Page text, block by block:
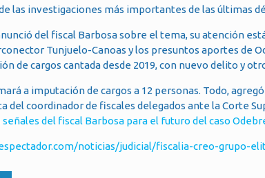
las investigaciones más importantes de las últimas
del fiscal Barbosa sobre el tema, su atención
Tunjuelo-Canoas y los presuntos aportes de
de cargos cantada desde 2019, con nuevo delito y
a imputación de cargos a 12 personas. Todo,
del coordinador de fiscales delegados ante la Corte
señales del fiscal Barbosa para el futuro del caso
noticias/judicial/fiscalia-creo-grupo-